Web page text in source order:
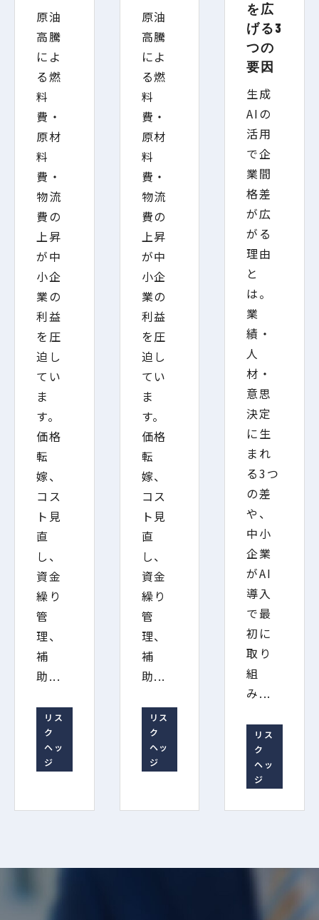
原油
高騰
によ
る燃
料
費・
原材
料
費・
物流
費の
上昇
が中
小企
業の
利益
を圧
迫し
てい
ま
す。
価格
転
嫁、
コス
ト見
直
し、
資金
繰り
管
理、
補
助...
リス
ク
ヘッ
ジ
原油
高騰
によ
る燃
料
費・
原材
料
費・
物流
費の
上昇
が中
小企
業の
利益
を圧
迫し
てい
ま
す。
価格
転
嫁、
コス
ト見
直
し、
資金
繰り
管
理、
補
助...
リス
ク
ヘッ
ジ
を広
げる3
つの
要因
生成
AIの
活用
で企
業間
格差
が広
がる
理由
と
は。
業
績・
人
材・
意思
決定
に生
まれ
る3つ
の差
や、
中小
企業
がAI
導入
で最
初に
取り
組
み...
リス
ク
ヘッ
ジ